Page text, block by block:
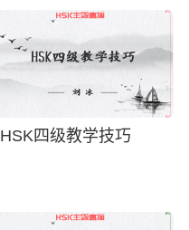
HSK四级教学技巧